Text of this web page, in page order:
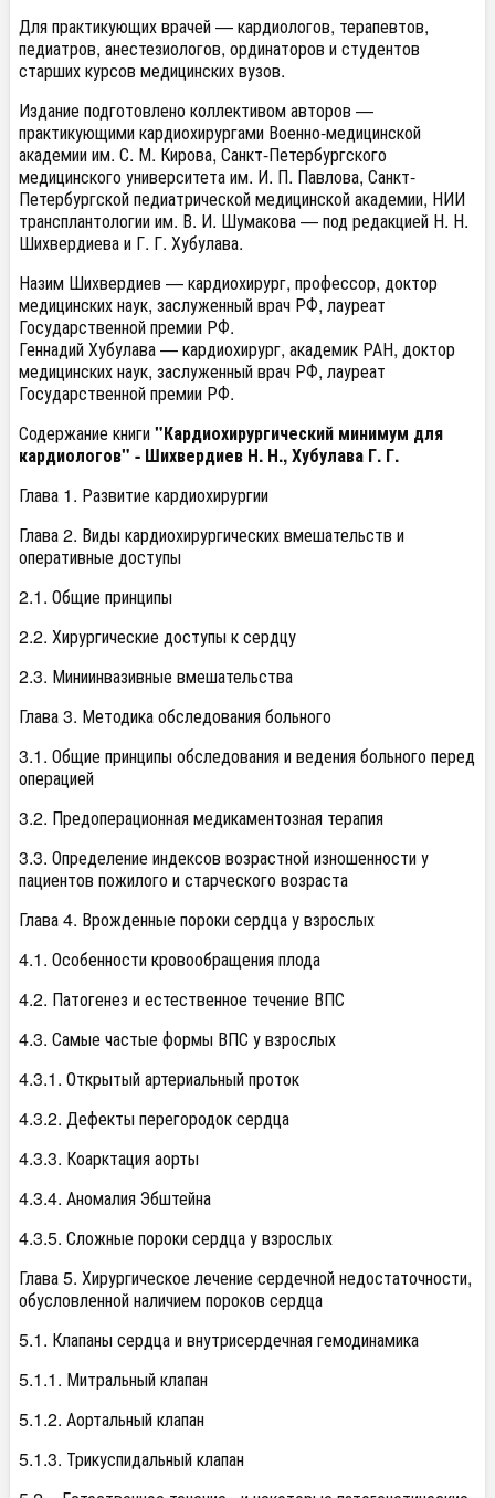
Для практикующих врачей — кардиологов, терапевтов,
педиатров, анестезиологов, ординаторов и студентов
старших курсов медицинских вузов.
Издание подготовлено коллективом авторов —
практикующими кардиохирургами Военно-медицинской
академии им. С. М. Кирова, Санкт-Петербургского
медицинского университета им. И. П. Павлова, Санкт-
Петербургской педиатрической медицинской академии, НИИ
трансплантологии им. В. И. Шумакова — под редакцией Н. Н.
Шихвердиева и Г. Г. Хубулава.
Назим Шихвердиев — кардиохирург, профессор, доктор
медицинских наук, заслуженный врач РФ, лауреат
Государственной премии РФ.
Геннадий Хубулава — кардиохирург, академик РАН, доктор
медицинских наук, заслуженный врач РФ, лауреат
Государственной премии РФ.
Содержание книги"Кардиохирургический минимум для
кардиологов" - Шихвердиев Н. Н., Хубулава Г. Г.
Глава 1. Развитие кардиохирургии
Глава 2. Виды кардиохирургических вмешательств и
оперативные доступы
2.1. Общие принципы
2.2. Хирургические доступы к сердцу
2.3. Миниинвазивные вмешательства
Глава 3. Методика обследования больного
3.1. Общие принципы обследования и ведения больного перед
операцией
3.2. Предоперационная медикаментозная терапия
3.3. Определение индексов возрастной изношенности у
пациентов пожилого и старческого возраста
Глава 4. Врожденные пороки сердца у взрослых
4.1. Особенности кровообращения плода
4.2. Патогенез и естественное течение ВПС
4.3. Самые частые формы ВПС у взрослых
4.3.1. Открытый артериальный проток
4.3.2. Дефекты перегородок сердца
4.3.3. Коарктация аорты
4.3.4. Аномалия Эбштейна
4.3.5. Сложные пороки сердца у взрослых
Глава 5. Хирургическое лечение сердечной недостаточности,
обусловленной наличием пороков сердца
5.1. Клапаны сердца и внутрисердечная гемодинамика
5.1.1. Митральный клапан
5.1.2. Аортальный клапан
5.1.3. Трикуспидальный клапан